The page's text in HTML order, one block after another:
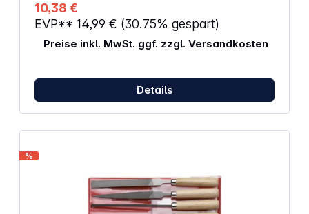
10,38 €
EVP** 14,99 € (30.75% gespart)
Preise inkl. MwSt. ggf. zzgl. Versandkosten
Details
%